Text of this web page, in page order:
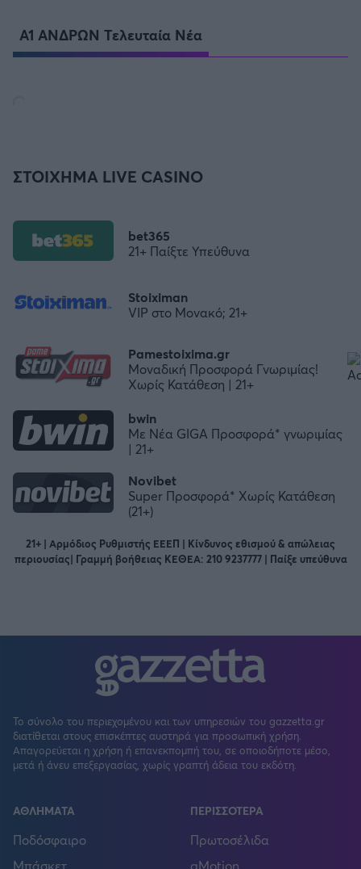
Α1 ΑΝΔΡΩΝ Τελευταία Νέα
ΣΤΟΙΧΗΜΑ LIVE CASINO
bwin
Με Νέα GIGA Προσφορά* γνωριμίας
| 21+
Stoiximan
VIP στο Μονακό; 21+
Novibet
Super Προσφορά* Χωρίς Κατάθεση
(21+)
Pamestoixima.gr
Μοναδική Προσφορά Γνωριμίας!
Χωρίς Κατάθεση | 21+
bet365
21+ Παίξτε Υπεύθυνα
21+ | Αρμόδιος Ρυθμιστής ΕΕΕΠ | Κίνδυνος εθισμού & απώλειας
περιουσίας| Γραμμή βοήθειας ΚΕΘΕΑ: 210 9237777 | Παίξε υπεύθυνα
Το σύνολο του περιεχομένου και των υπηρεσιών του gazzetta.gr
διατίθεται στους επισκέπτες αυστηρά για προσωπική χρήση.
Απαγορεύεται η χρήση ή επανεκπομπή του, σε οποιοδήποτε μέσο,
μετά ή άνευ επεξεργασίας, χωρίς γραπτή άδεια του εκδότη.
ΑΘΛΗΜΑΤΑ
Ποδόσφαιρο
Μπάσκετ
ΠΕΡΙΣΣΟΤΕΡΑ
Πρωτοσέλιδα
gMotion